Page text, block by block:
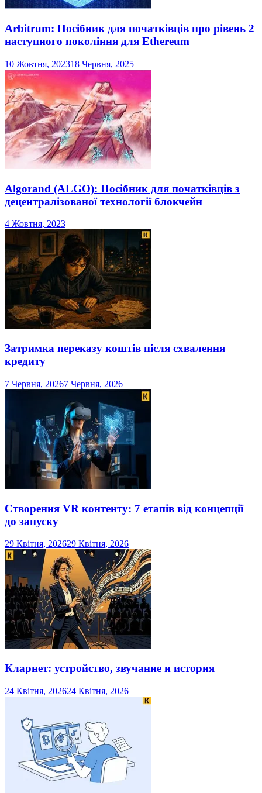
Arbitrum: Посібник для початківців про рівень 2
наступного покоління для Ethereum
10 Жовтня, 202318 Червня, 2025
Algorand (ALGO): Посібник для початківців з
децентралізованої технології блокчейн
4 Жовтня, 2023
Затримка переказу коштів після схвалення
кредиту
7 Червня, 20267 Червня, 2026
Створення VR контенту: 7 етапів від концепції
до запуску
29 Квітня, 202629 Квітня, 2026
Кларнет: устройство, звучание и история
24 Квітня, 202624 Квітня, 2026